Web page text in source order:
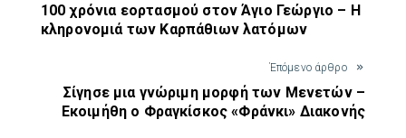
100 χρόνια εορτασμού στον Άγιο Γεώργιο – Η
κληρονομιά των Καρπάθιων λατόμων
Έπόμενο άρθρο
Σίγησε μια γνώριμη μορφή των Μενετών –
Εκοιμήθη ο Φραγκίσκος «Φράνκι» Διακονής